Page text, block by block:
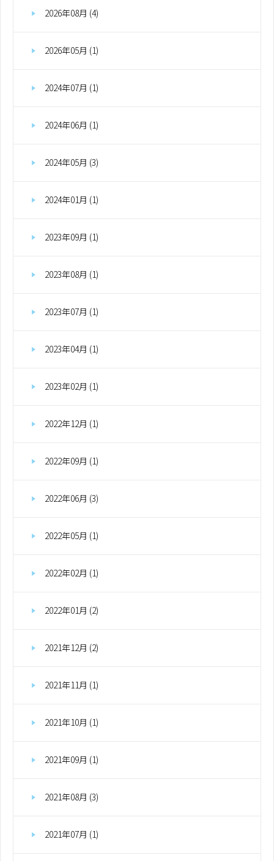
2026年08月 (4)
2026年05月 (1)
2024年07月 (1)
2024年06月 (1)
2024年05月 (3)
2024年01月 (1)
2023年09月 (1)
2023年08月 (1)
2023年07月 (1)
2023年04月 (1)
2023年02月 (1)
2022年12月 (1)
2022年09月 (1)
2022年06月 (3)
2022年05月 (1)
2022年02月 (1)
2022年01月 (2)
2021年12月 (2)
2021年11月 (1)
2021年10月 (1)
2021年09月 (1)
2021年08月 (3)
2021年07月 (1)